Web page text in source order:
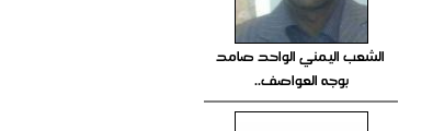
الشعب اليمني الواحد صامد
بوجه العواصف..